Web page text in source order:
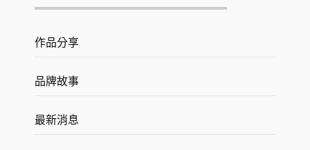
作品分享
品牌故事
最新消息